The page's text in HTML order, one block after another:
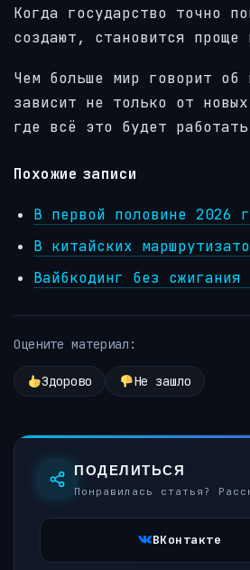
Когда государство точно
создают, становится
Чем больше мир говорит об
зависит не только от
где всё это будет
Похожие записи
В первой половине 2026
В китайских
Вайбкодинг без
Оцените материал:
Здорово Не зашло
ПОДЕЛИТЬСЯ
Понравилась статья?
ВКонтакте